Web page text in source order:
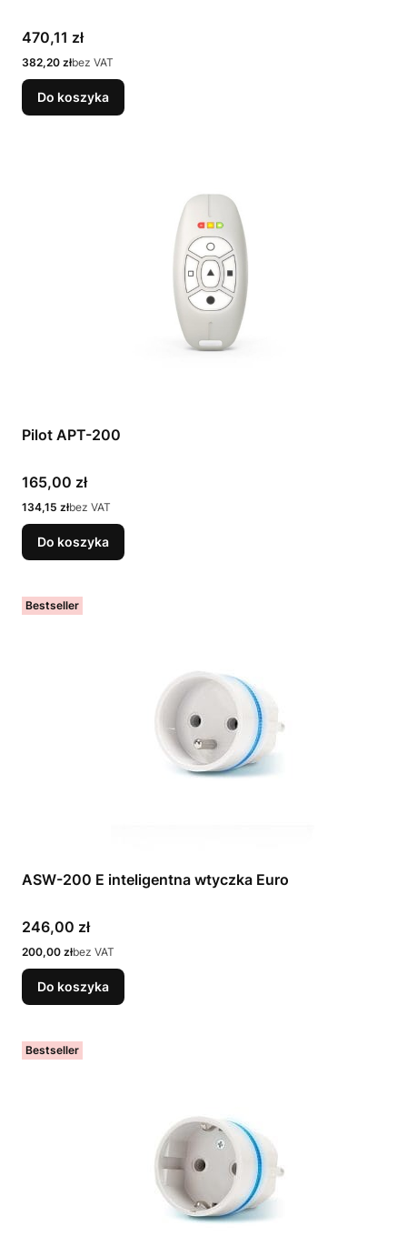
Cena
470,11 zł
Cena
382,20 złbez VAT
Do koszyka
Pilot APT-200
Cena
165,00 zł
Cena
134,15 złbez VAT
Do koszyka
Bestseller
ASW-200 E inteligentna wtyczka Euro
Cena
246,00 zł
Cena
200,00 złbez VAT
Do koszyka
Bestseller